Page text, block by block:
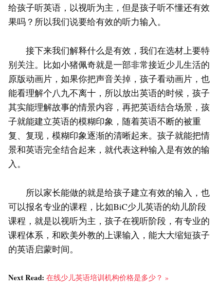
给孩子听英语，以视听为主，但是孩子听不懂还有效
果吗？所以我们说要给有效的听力输入。
接下来我们解释什么是有效，我们在选材上要特
别关注。比如小猪佩奇就是一部非常接近少儿生活的
原版动画片，如果你把声音关掉，孩子看动画片，也
能看理解个八九不离十，所以放出英语的时候，孩子
其实能理解故事的情景内容，再把英语结合场景，孩
子就能建立英语的模糊印象，随着英语不断的被重
复、复现，模糊印象逐渐的清晰起来。孩子就能把情
景和英语完全结合起来，就代表这种输入是有效的输
入。
所以家长能做的就是给孩子建立有效的输入，也
可以报名专业的课程，比如BiC少儿英语的幼儿阶段
课程，就是以视听为主，孩子在视听阶段，有专业的
课程体系，和欧美外教的上课输入，能大大缩短孩子
的英语启蒙时间。
Next Read: 在线少儿英语培训机构价格是多少？ »